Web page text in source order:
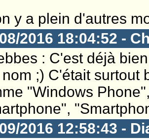
y a plein d'autres
2016 18:04:52 -
: C'est déjà
;) C'était surtout
"Windows
2016 12:58:43 -